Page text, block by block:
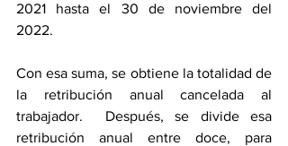
2021 hasta el 30 de noviembre del
2022.
Con esa suma, se obtiene la totalidad de
la retribución anual cancelada al
trabajador.  Después, se divide esa
retribución anual entre doce, para